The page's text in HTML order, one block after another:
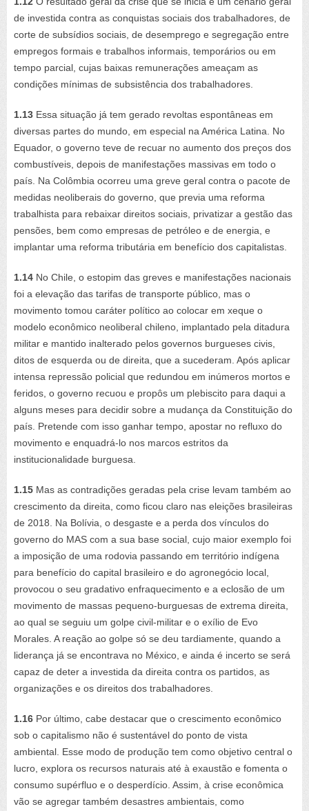
de investida contra as conquistas sociais dos trabalhadores, de
corte de subsídios sociais, de desemprego e segregação entre
empregos formais e trabalhos informais, temporários ou em
tempo parcial, cujas baixas remunerações ameaçam as
condições mínimas de subsistência dos trabalhadores.
1.13 Essa situação já tem gerado revoltas espontâneas em
diversas partes do mundo, em especial na América Latina. No
Equador, o governo teve de recuar no aumento dos preços dos
combustíveis, depois de manifestações massivas em todo o
país. Na Colômbia ocorreu uma greve geral contra o pacote de
medidas neoliberais do governo, que previa uma reforma
trabalhista para rebaixar direitos sociais, privatizar a gestão das
pensões, bem como empresas de petróleo e de energia, e
implantar uma reforma tributária em benefício dos capitalistas.
1.14 No Chile, o estopim das greves e manifestações nacionais
foi a elevação das tarifas de transporte público, mas o
movimento tomou caráter político ao colocar em xeque o
modelo econômico neoliberal chileno, implantado pela ditadura
militar e mantido inalterado pelos governos burgueses civis,
ditos de esquerda ou de direita, que a sucederam. Após aplicar
intensa repressão policial que redundou em inúmeros mortos e
feridos, o governo recuou e propôs um plebiscito para daqui a
alguns meses para decidir sobre a mudança da Constituição do
país. Pretende com isso ganhar tempo, apostar no refluxo do
movimento e enquadrá-lo nos marcos estritos da
institucionalidade burguesa.
1.15 Mas as contradições geradas pela crise levam também ao
crescimento da direita, como ficou claro nas eleições brasileiras
de 2018. Na Bolívia, o desgaste e a perda dos vínculos do
governo do MAS com a sua base social, cujo maior exemplo foi
a imposição de uma rodovia passando em território indígena
para benefício do capital brasileiro e do agronegócio local,
provocou o seu gradativo enfraquecimento e a eclosão de um
movimento de massas pequeno-burguesas de extrema direita,
ao qual se seguiu um golpe civil-militar e o exílio de Evo
Morales. A reação ao golpe só se deu tardiamente, quando a
liderança já se encontrava no México, e ainda é incerto se será
capaz de deter a investida da direita contra os partidos, as
organizações e os direitos dos trabalhadores.
1.16 Por último, cabe destacar que o crescimento econômico
sob o capitalismo não é sustentável do ponto de vista
ambiental. Esse modo de produção tem como objetivo central o
lucro, explora os recursos naturais até à exaustão e fomenta o
consumo supérfluo e o desperdício. Assim, à crise econômica
vão se agregar também desastres ambientais, como